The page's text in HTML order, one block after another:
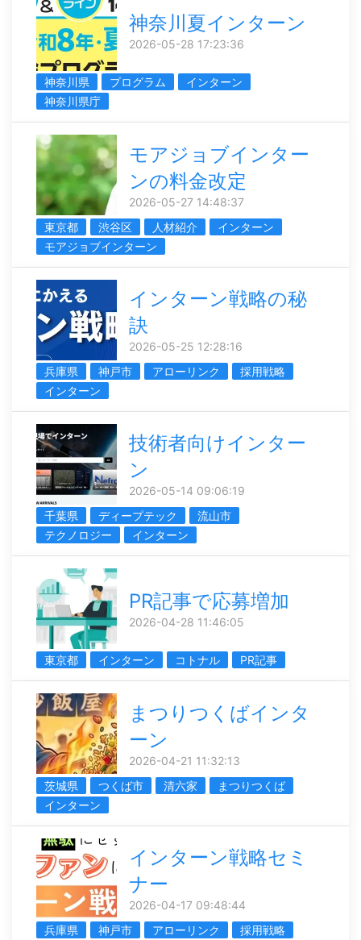
神奈川夏インターン
2026-05-28 17:23:36
神奈川県 プログラム
インターン
神奈川県庁
モアジョブインター
ンの料金改定
2026-05-27 14:48:37
東京都
渋谷区 人材紹介
インターン
モアジョブインターン
インターン戦略の秘
訣
2026-05-25 12:28:16
兵庫県
神戸市 アローリンク
採用戦略
インターン
技術者向けインター
ン
2026-05-14 09:06:19
千葉県
ディープテック
流山市
テクノロジー
インターン
PR記事で応募増加
2026-04-28 11:46:05
東京都 インターン コトナル PR記事
まつりつくばインタ
ーン
2026-04-21 11:32:13
茨城県
つくば市 清六家
まつりつくば
インターン
インターン戦略セミ
ナー
2026-04-17 09:48:44
兵庫県
神戸市 アローリンク 採用戦略